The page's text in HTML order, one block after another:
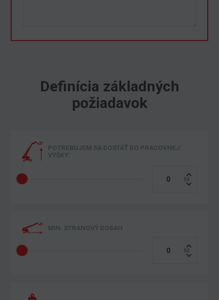
Definícia základných
požiadavok
POTREBUJEM SA DOSTÁŤ DO PRACOVNEJ
VÝŠKY
MIN. STRANOVÝ DOSAH